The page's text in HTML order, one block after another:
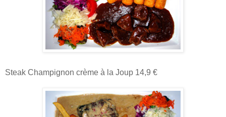
Steak Champignon crème à la Joup 14,9 €